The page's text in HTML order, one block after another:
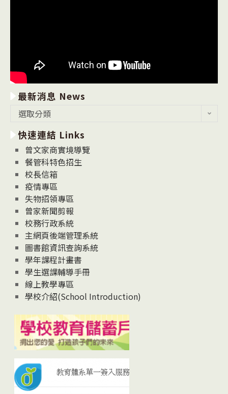
最新消息 News
消
息
News
選取分類
快速連結 Links
曾文家商實境導覽
餐管科特色招生
校長信箱
疫情專區
失物招領專區
曾家新聞剪報
校務行政系統
主網頁後端管理系統
圖書館資訊查詢系統
學年課程計畫書
學生選課輔導手冊
線上教學專區
學校介紹(School Introduction)